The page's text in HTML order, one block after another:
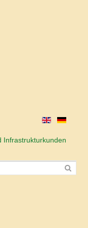
Infrastrukturkunden